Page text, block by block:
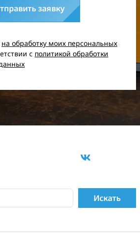
заявку
на обработку моих персональных
с политикой обработки